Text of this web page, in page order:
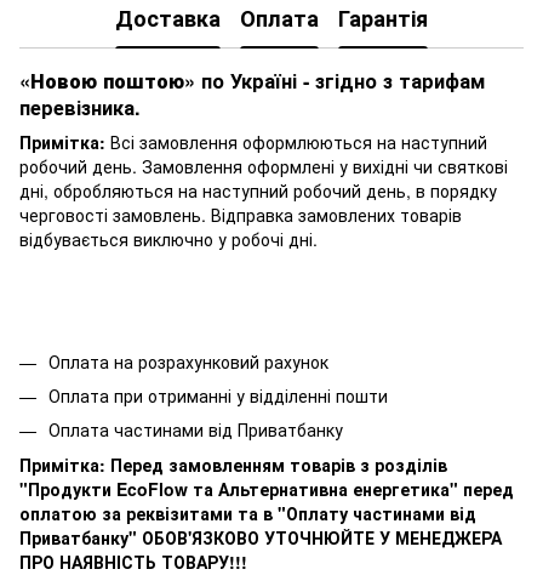
Доставка Оплата Гарантія
«Новою поштою» по Україні - згідно з тарифам
перевізника.
Примітка: Всі замовлення оформлюються на наступний
робочий день. Замовлення оформлені у вихідні чи святкові
дні, обробляються на наступний робочий день, в порядку
черговості замовлень. Відправка замовлених товарів
відбувається виключно у робочі дні.
Оплата на розрахунковий рахунок
Оплата при отриманні у відділенні пошти
Оплата частинами від Приватбанку
Примітка: Перед замовленням товарів з розділів
"Продукти EcoFlow та Альтернативна енергетика" перед
оплатою за реквізитами та в "Оплату частинами від
Приватбанку" ОБОВ'ЯЗКОВО УТОЧНЮЙТЕ У МЕНЕДЖЕРА
ПРО НАЯВНІСТЬ ТОВАРУ!!!